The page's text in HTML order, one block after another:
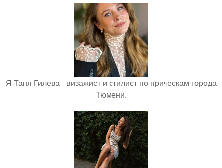
Я Таня Гилева - визажист и стилист по прическам города
Тюмени.